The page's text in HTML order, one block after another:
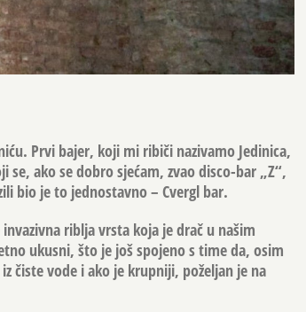
Prvi bajer, koji mi ribiči nazivamo Jedinica,
ako se dobro sjećam, zvao disco-bar „Z“,
bio je to jednostavno – Cvergl bar.
riblja vrsta koja je drač u našim
ukusni, što je još spojeno s time da, osim
čiste vode i ako je krupniji, poželjan je na